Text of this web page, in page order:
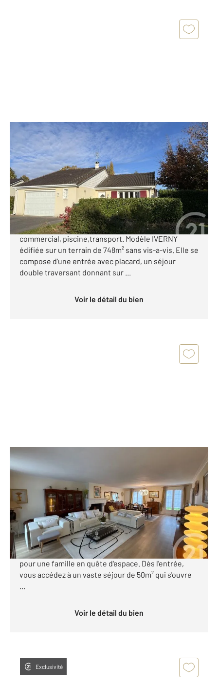
MENNECY 91
126,29 m
, 7 pièces
Ref : 13682
Maison à vendre
360 000 €
Idéalement située sur Mennecy dans les LEVITT
proche des écoles,collège,lycée, centre
commercial, piscine,transport. Modèle IVERNY
édifiée sur un terrain de 748m² sans vis-a-vis. Elle se
compose d'une entrée avec placard, un séjour
double traversant donnant sur ...
Voir le détail du bien
MENNECY 91
203,40 m
Ref : 13819
Maison à vendre
499 000 €
Mennecy (91540) au cœur du quartier de la Verville,
cette maison de 203m² offre un cadre de vie idéal
pour une famille en quête d'espace. Dès l'entrée,
vous accédez à un vaste séjour de 50m² qui s'ouvre
Voir le détail du bien
Exclusivité